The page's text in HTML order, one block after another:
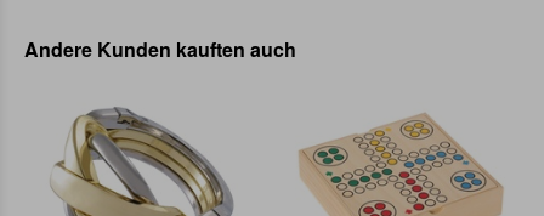
Andere Kunden kauften auch